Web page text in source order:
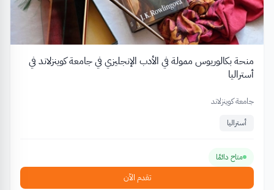
منحة بكالوريوس ممولة في الأدب الإنجليزي في جامعة كوينزلاند في
أستراليا
جامعة كوينزلاند
أستراليا
متاح دائمًا
تقدم الآن